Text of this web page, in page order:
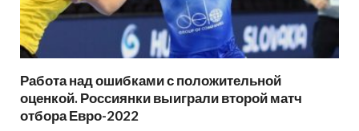
Работа над ошибками с положительной
оценкой. Россиянки выиграли второй матч
отбора Евро-2022